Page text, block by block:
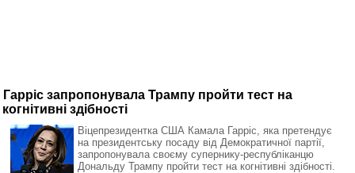
Гарріс запропонувала Трампу пройти тест на
когнітивні здібності
Віцепрезидентка США Камала Гарріс, яка претендує
на президентську посаду від Демократичної партії,
запропонувала своєму супернику-республіканцю
Дональду Трампу пройти тест на когнітивні здібності.